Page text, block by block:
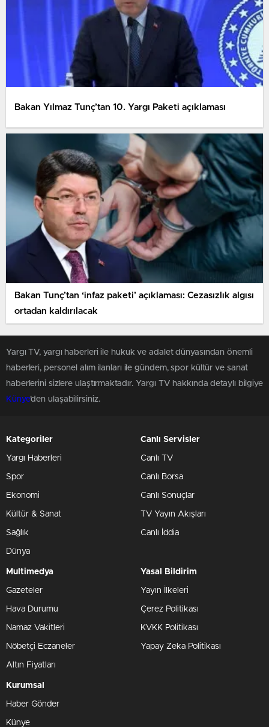
Bakan Yılmaz Tunç’tan 10. Yargı Paketi açıklaması
Bakan Tunç’tan ‘infaz paketi’ açıklaması: Cezasızlık algısı
ortadan kaldırılacak
Yargı TV, yargı haberleri ile hukuk ve adalet dünyasından önemli
haberleri, personel alım ilanları ile gündem, spor kültür ve sanat
haberlerini sizlere ulaştırmaktadır. Yargı TV hakkında detaylı bilgiye
Künye'den ulaşabilirsiniz.
Kategoriler
Yargı Haberleri
Spor
Ekonomi
Kültür & Sanat
Sağlık
Dünya
Canlı Servisler
Canlı TV
Canlı Borsa
Canlı Sonuçlar
TV Yayın Akışları
Canlı İddia
Multimedya
Gazeteler
Hava Durumu
Namaz Vakitleri
Nöbetçi Eczaneler
Altın Fiyatları
Yasal Bildirim
Yayın İlkeleri
Çerez Politikası
KVKK Politikası
Yapay Zeka Politikası
Kurumsal
Haber Gönder
Künye